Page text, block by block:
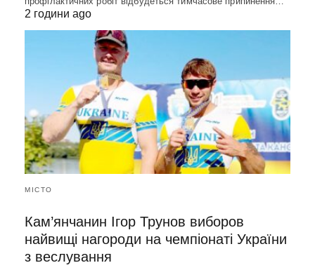
2 години ago
МІСТО
Кам’янчанин Ігор Трунов виборов
найвищі нагороди на чемпіонаті України
з веслування